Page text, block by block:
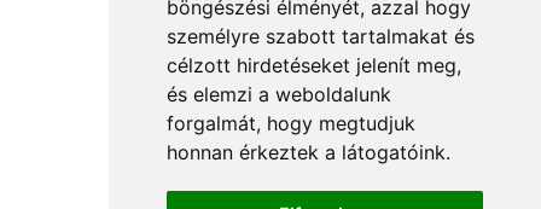
böngészési élményét, azzal hogy
személyre szabott tartalmakat és
célzott hirdetéseket jelenít meg,
és elemzi a weboldalunk
forgalmát, hogy megtudjuk
honnan érkeztek a látogatóink.
Rólunk
Általános információ
Kapcsolat
Partnereink
Virágüzletek
Á.SZ.F.